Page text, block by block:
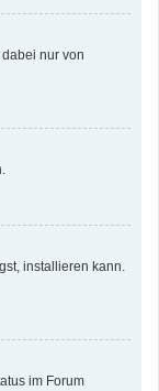
nur von
installieren kann.
im Forum